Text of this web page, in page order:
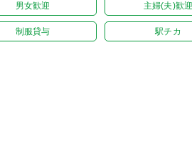
男女歓迎 主婦(夫)歓
制服貸与 駅チカ